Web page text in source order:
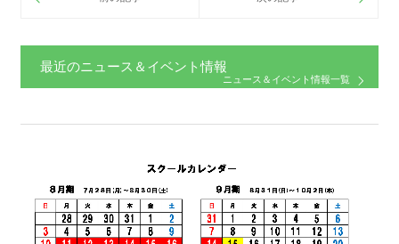
最近のニュース＆イベント情報
ニュース＆イベント情報一覧